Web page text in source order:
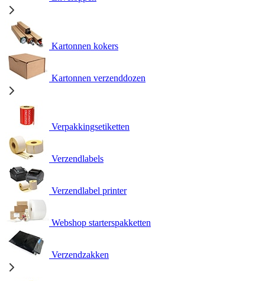
Kartonnen kokers
Kartonnen verzenddozen
Verpakkingsetiketten
Verzendlabels
Verzendlabel printer
Webshop starterspakketten
Verzendzakken